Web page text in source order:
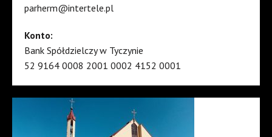
parherm@intertele.pl
Konto:
Bank Spółdzielczy w Tyczynie
52 9164 0008 2001 0002 4152 0001